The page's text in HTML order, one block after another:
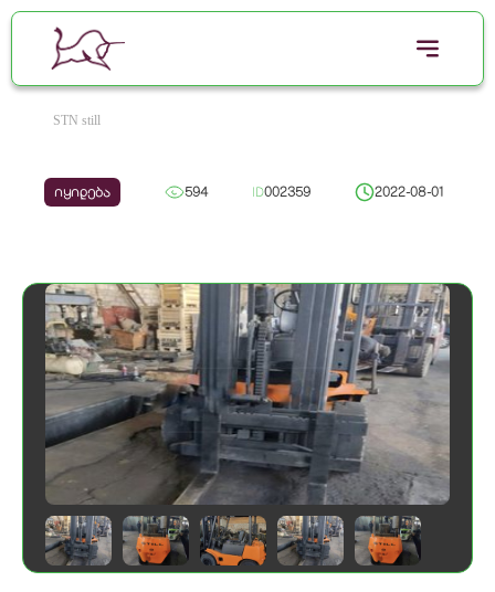
STN still
იყიდება 594 ID002359 2022-08-01